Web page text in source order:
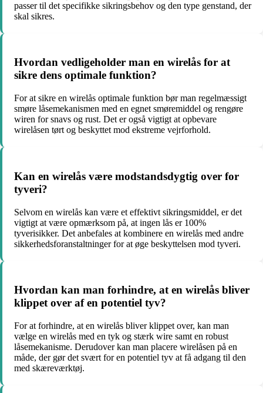
passer til det specifikke sikringsbehov og den type genstand, der
skal sikres.
Hvordan vedligeholder man en wirelås for at
sikre dens optimale funktion?
For at sikre en wirelås optimale funktion bør man regelmæssigt
smøre låsemekanismen med en egnet smøremiddel og rengøre
wiren for snavs og rust. Det er også vigtigt at opbevare
wirelåsen tørt og beskyttet mod ekstreme vejrforhold.
Kan en wirelås være modstandsdygtig over for
tyveri?
Selvom en wirelås kan være et effektivt sikringsmiddel, er det
vigtigt at være opmærksom på, at ingen lås er 100%
tyverisikker. Det anbefales at kombinere en wirelås med andre
sikkerhedsforanstaltninger for at øge beskyttelsen mod tyveri.
Hvordan kan man forhindre, at en wirelås bliver
klippet over af en potentiel tyv?
For at forhindre, at en wirelås bliver klippet over, kan man
vælge en wirelås med en tyk og stærk wire samt en robust
låsemekanisme. Derudover kan man placere wirelåsen på en
måde, der gør det svært for en potentiel tyv at få adgang til den
med skæreværktøj.